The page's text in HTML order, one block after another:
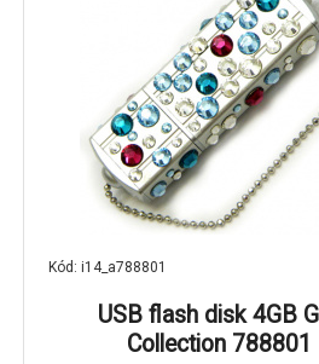
Kód: i14_a788801
USB flash disk 4GB
Collection 788801